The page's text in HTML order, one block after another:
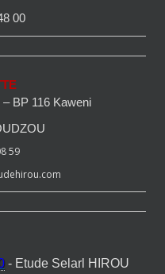
00
BP 116 Kaweni
59
- Etude Selarl HIROU